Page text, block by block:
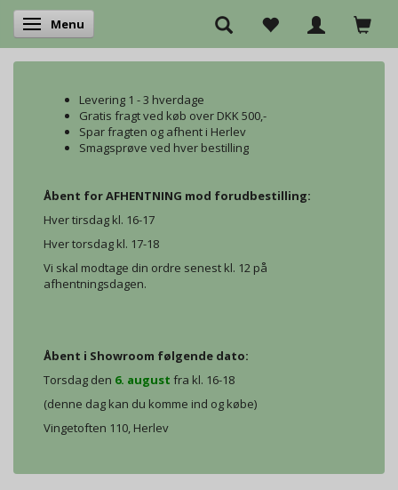
Skifte navigation
Menu
Levering 1 - 3 hverdage
Gratis fragt ved køb over DKK 500,-
Spar fragten og afhent i Herlev
Smagsprøve ved hver bestilling
Åbent for AFHENTNING mod forudbestilling:
Hver tirsdag kl. 16-17
Hver torsdag kl. 17-18
Vi skal modtage din ordre senest kl. 12 på
afhentningsdagen.
Åbent i Showroom følgende dato:
Torsdag den 6. august fra kl. 16-18
(denne dag kan du komme ind og købe)
Vingetoften 110, Herlev